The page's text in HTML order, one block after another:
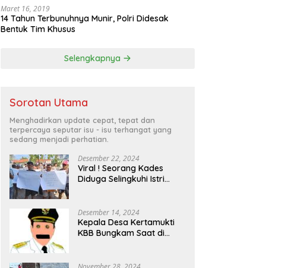
Maret 16, 2019
14 Tahun Terbunuhnya Munir, Polri Didesak
Bentuk Tim Khusus
Selengkapnya
Sorotan Utama
Menghadirkan update cepat, tepat dan
terpercaya seputar isu - isu terhangat yang
sedang menjadi perhatian.
Desember 22, 2024
Viral ! Seorang Kades
Diduga Selingkuhi Istri
Desember 14, 2024
Kepala Desa Kertamukti
KBB Bungkam Saat di